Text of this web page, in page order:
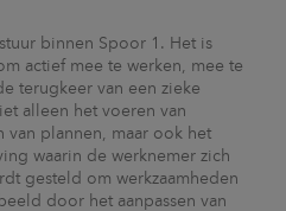
binnen Spoor 1. Het is
actief mee te werken, mee te
terugkeer van een zieke
alleen het voeren van
van plannen, maar ook het
waarin de werknemer zich
gesteld om werkzaamheden
door het aanpassen van